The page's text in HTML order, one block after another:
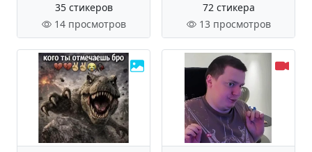
35 стикеров
14 просмотров
72 стикера
13 просмотров